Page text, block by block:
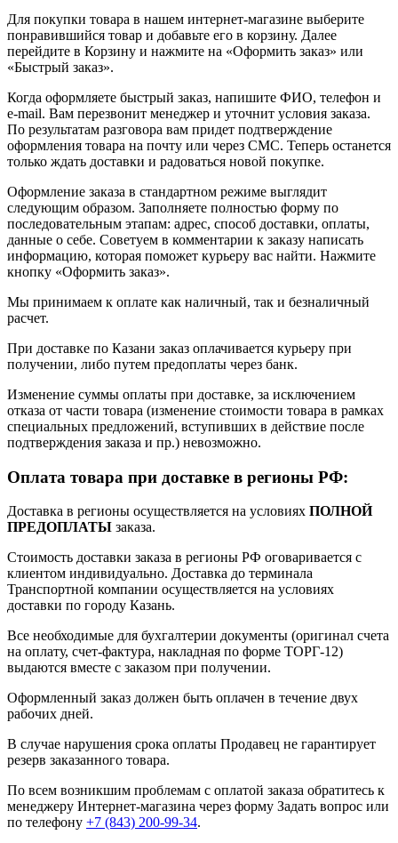
Для покупки товара в нашем интернет-магазине выберите
понравившийся товар и добавьте его в корзину. Далее
перейдите в Корзину и нажмите на «Оформить заказ» или
«Быстрый заказ».
Когда оформляете быстрый заказ, напишите ФИО, телефон и
e-mail. Вам перезвонит менеджер и уточнит условия заказа.
По результатам разговора вам придет подтверждение
оформления товара на почту или через СМС. Теперь останется
только ждать доставки и радоваться новой покупке.
Оформление заказа в стандартном режиме выглядит
следующим образом. Заполняете полностью форму по
последовательным этапам: адрес, способ доставки, оплаты,
данные о себе. Советуем в комментарии к заказу написать
информацию, которая поможет курьеру вас найти. Нажмите
кнопку «Оформить заказ».
Мы принимаем к оплате как наличный, так и безналичный
расчет.
При доставке по Казани заказ оплачивается курьеру при
получении, либо путем предоплаты через банк.
Изменение суммы оплаты при доставке, за исключением
отказа от части товара (изменение стоимости товара в рамках
специальных предложений, вступивших в действие после
подтверждения заказа и пр.) невозможно.
Оплата товара при доставке в регионы РФ:
Доставка в регионы осуществляется на условиях ПОЛНОЙ
ПРЕДОПЛАТЫ заказа.
Стоимость доставки заказа в регионы РФ оговаривается с
клиентом индивидуально. Доставка до терминала
Транспортной компании осуществляется на условиях
доставки по городу Казань.
Все необходимые для бухгалтерии документы (оригинал счета
на оплату, счет-фактура, накладная по форме ТОРГ-12)
выдаются вместе с заказом при получении.
Оформленный заказ должен быть оплачен в течение двух
рабочих дней.
В случае нарушения срока оплаты Продавец не гарантирует
резерв заказанного товара.
По всем возникшим проблемам с оплатой заказа обратитесь к
менеджеру Интернет-магазина через форму Задать вопрос или
по телефону +7 (843) 200-99-34.